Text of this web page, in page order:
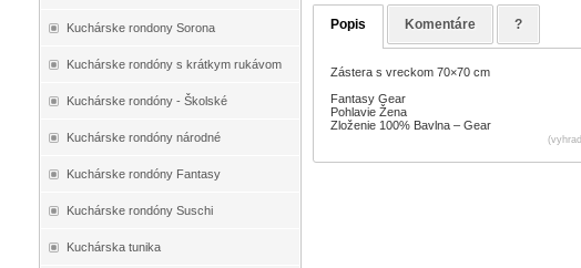
Kuchárske rondony Sorona
Kuchárske rondóny s krátkym rukávom
Kuchárske rondóny - Školské
Kuchárske rondóny národné
Kuchárske rondóny Fantasy
Kuchárske rondóny Suschi
Kuchárska tunika
Popis Komentáre ?
Zástera s vreckom 70×70 cm
Fantasy Gear
Pohlavie Žena
Zloženie 100% Bavlna – Gear